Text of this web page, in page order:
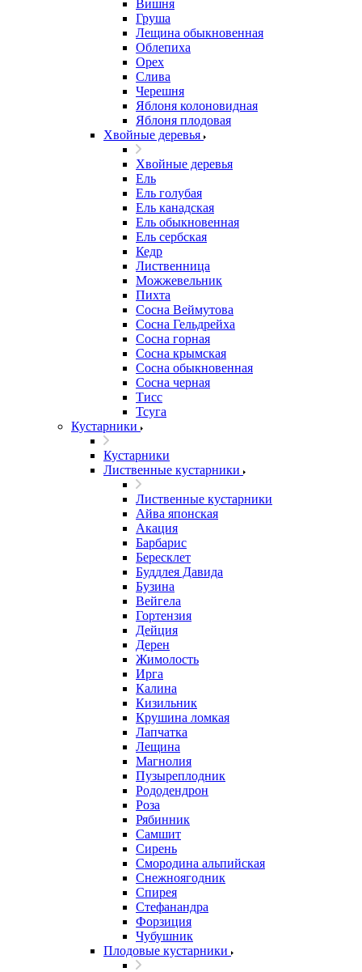
Вишня
Груша
Лещина обыкновенная
Облепиха
Орех
Слива
Черешня
Яблоня колоновидная
Яблоня плодовая
Хвойные деревья
Хвойные деревья
Ель
Ель голубая
Ель канадская
Ель обыкновенная
Ель сербская
Кедр
Лиственница
Можжевельник
Пихта
Сосна Веймутова
Сосна Гельдрейха
Сосна горная
Сосна крымская
Сосна обыкновенная
Сосна черная
Тисс
Тсуга
Кустарники
Кустарники
Лиственные кустарники
Лиственные кустарники
Айва японская
Акация
Барбарис
Бересклет
Буддлея Давида
Бузина
Вейгела
Гортензия
Дейция
Дерен
Жимолость
Ирга
Калина
Кизильник
Крушина ломкая
Лапчатка
Лещина
Магнолия
Пузыреплодник
Рододендрон
Роза
Рябинник
Самшит
Сирень
Смородина альпийская
Снежноягодник
Спирея
Стефанандра
Форзиция
Чубушник
Плодовые кустарники